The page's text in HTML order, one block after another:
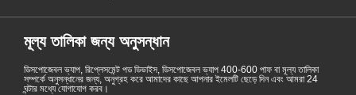
মূল্য তালিকা জন্য অনুসন্ধান
ডিসপোজেবল ভ্যাপ, রিপ্লেসমেন্ট পড ডিভাইস, ডিসপোজেবল ভ্যাপ 400-600 পাফ বা মূল্য তালিকা
সম্পর্কে অনুসন্ধানের জন্য, অনুগ্রহ করে আমাদের কাছে আপনার ইমেলটি ছেড়ে দিন এবং আমরা 24
ঘন্টার মধ্যে যোগাযোগ করব।